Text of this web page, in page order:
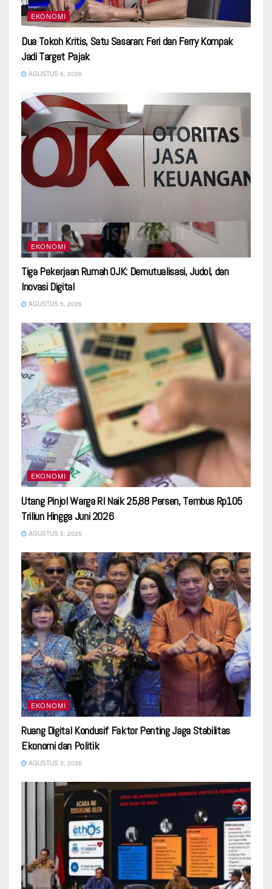
EKONOMI
Dua Tokoh Kritis, Satu Sasaran: Feri dan Ferry Kompak
Jadi Target Pajak
AGUSTUS 6, 2026
EKONOMI
Tiga Pekerjaan Rumah OJK: Demutualisasi, Judol, dan
Inovasi Digital
AGUSTUS 5, 2026
EKONOMI
Utang Pinjol Warga RI Naik 25,88 Persen, Tembus Rp105
Triliun Hingga Juni 2026
AGUSTUS 5, 2026
EKONOMI
Ruang Digital Kondusif Faktor Penting Jaga Stabilitas
Ekonomi dan Politik
AGUSTUS 5, 2026